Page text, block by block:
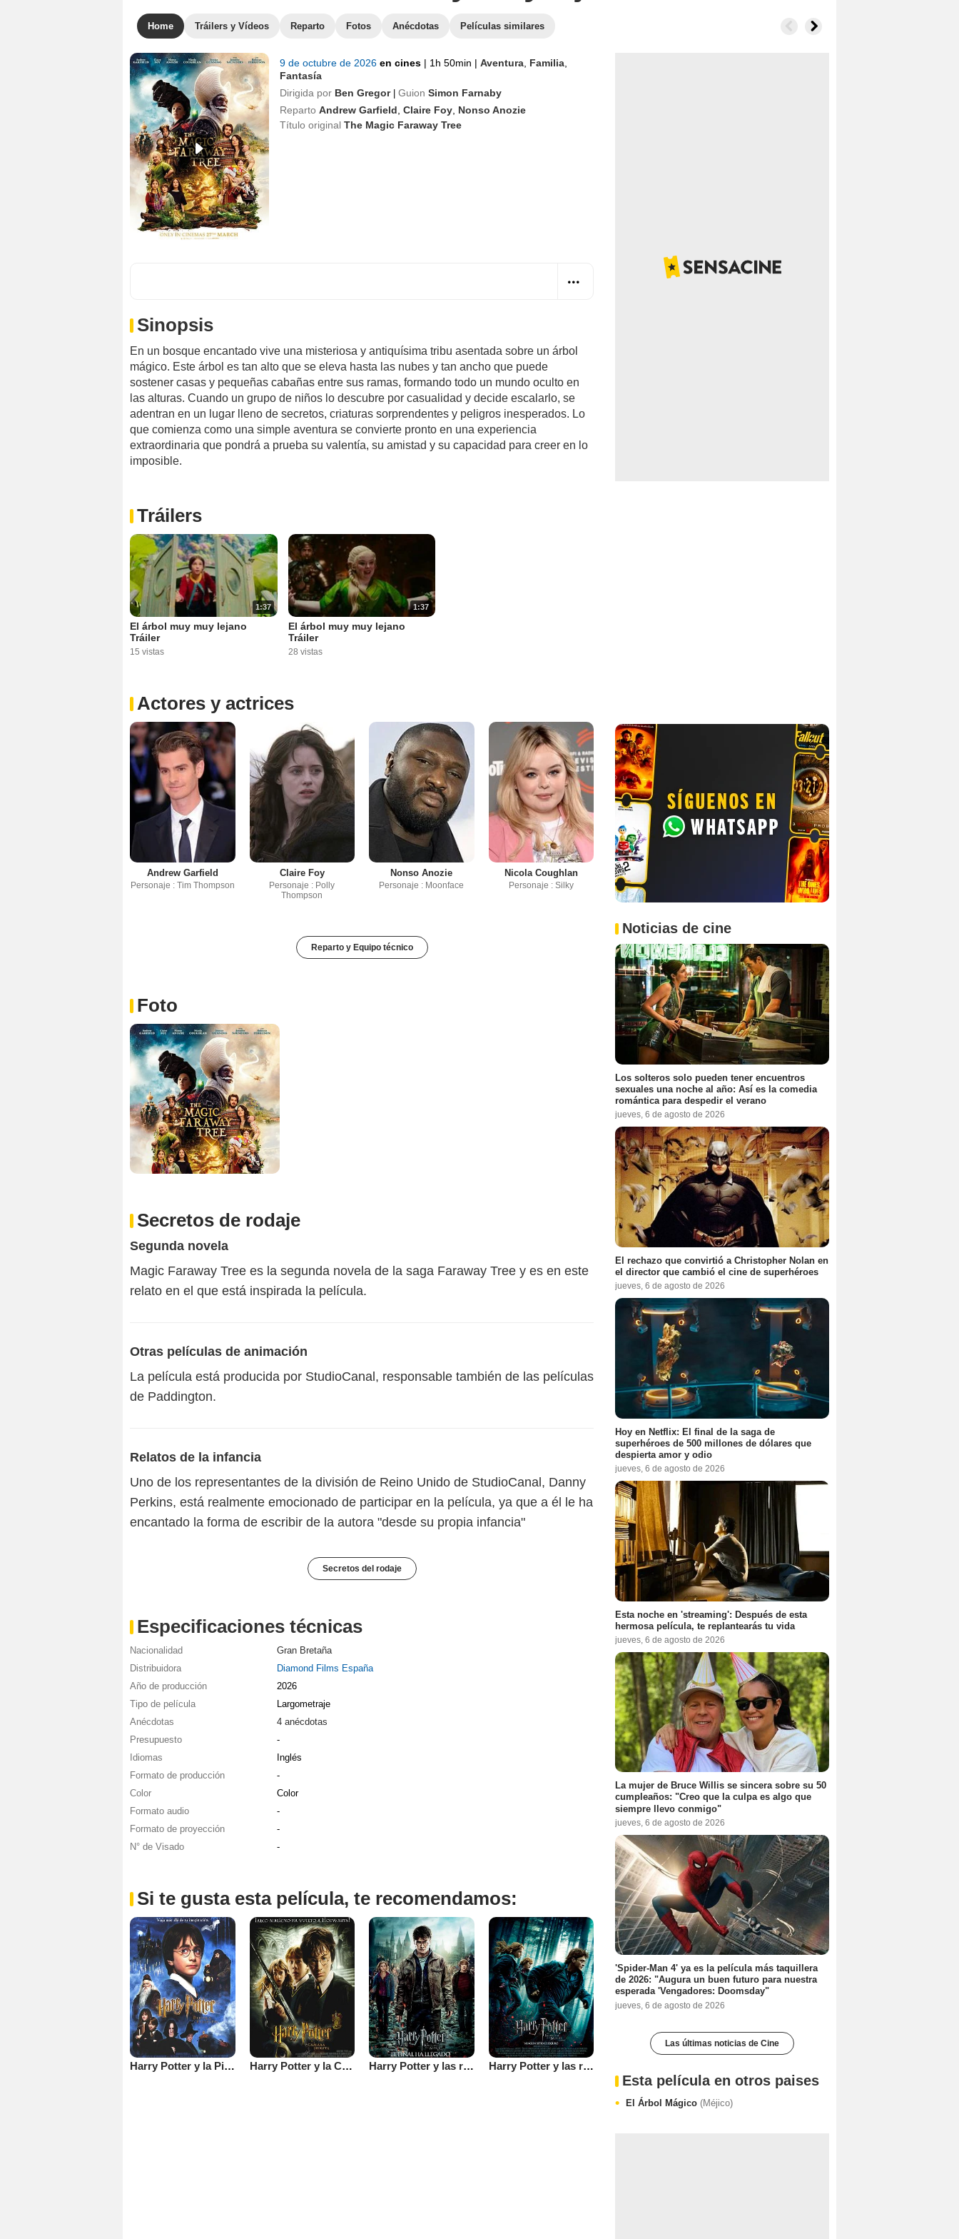
Home Tráilers y Vídeos Reparto Fotos Anécdotas Películas similares
9 de octubre de 2026 en cines | 1h 50min | Aventura Familia
Fantasía
Dirigida por Ben Gregor Guion Simon Farnaby
Reparto Andrew Garfield Claire Foy Nonso Anozie
Título original The Magic Faraway Tree
Sinopsis
En un bosque encantado vive una misteriosa y antiquísima tribu asentada sobre un árbol
mágico. Este árbol es tan alto que se eleva hasta las nubes y tan ancho que puede
sostener casas y pequeñas cabañas entre sus ramas, formando todo un mundo oculto en
las alturas. Cuando un grupo de niños lo descubre por casualidad y decide escalarlo, se
adentran en un lugar lleno de secretos, criaturas sorprendentes y peligros inesperados. Lo
que comienza como una simple aventura se convierte pronto en una experiencia
extraordinaria que pondrá a prueba su valentía, su amistad y su capacidad para creer en lo
imposible.
Tráilers
1:37
El árbol muy muy lejano
Tráiler
15 vistas
1:37
El árbol muy muy lejano
Tráiler
28 vistas
Actores y actrices
Andrew Garfield
Personaje : Tim Thompson
Claire Foy
Personaje : Polly
Thompson
Nonso Anozie
Personaje : Moonface
Nicola Coughlan
Personaje : Silky
Reparto y Equipo técnico
Foto
Secretos de rodaje
Segunda novela
Magic Faraway Tree es la segunda novela de la saga Faraway Tree y es en este
relato en el que está inspirada la película.
Otras películas de animación
La película está producida por StudioCanal, responsable también de las películas
de Paddington.
Relatos de la infancia
Uno de los representantes de la división de Reino Unido de StudioCanal, Danny
Perkins, está realmente emocionado de participar en la película, ya que a él le ha
encantado la forma de escribir de la autora "desde su propia infancia"
Secretos del rodaje
Especificaciones técnicas
Nacionalidad
Gran Bretaña
Distribuidora
Diamond Films España
Año de producción
2026
Tipo de película
Largometraje
Anécdotas
4 anécdotas
Presupuesto
-
Idiomas
Inglés
Formato de producción
-
Color
Color
Formato audio
-
Formato de proyección
-
N° de Visado
-
Si te gusta esta película, te recomendamos:
Harry Potter y la Piedra Filosofal Harry Potter y la Cámara Secreta Harry Potter y las reliquias de la muerte: Parte 2 Harry Potter y las reliquias de la muerte: Parte 1
Noticias de cine
Los solteros solo pueden tener encuentros
sexuales una noche al año: Así es la comedia
romántica para despedir el verano
jueves, 6 de agosto de 2026
El rechazo que convirtió a Christopher Nolan en
el director que cambió el cine de superhéroes
jueves, 6 de agosto de 2026
Hoy en Netflix: El final de la saga de
superhéroes de 500 millones de dólares que
despierta amor y odio
jueves, 6 de agosto de 2026
Esta noche en 'streaming': Después de esta
hermosa película, te replantearás tu vida
jueves, 6 de agosto de 2026
La mujer de Bruce Willis se sincera sobre su 50
cumpleaños: "Creo que la culpa es algo que
siempre llevo conmigo"
jueves, 6 de agosto de 2026
'Spider-Man 4' ya es la película más taquillera
de 2026: "Augura un buen futuro para nuestra
esperada 'Vengadores: Doomsday"
jueves, 6 de agosto de 2026
Las últimas noticias de Cine
Esta película en otros paises
El Árbol Mágico (Méjico)